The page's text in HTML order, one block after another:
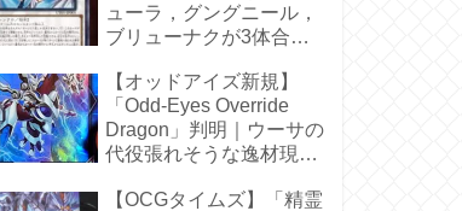
ューラ，グングニール，
ブリューナクが3体合
【オッドアイズ新規】
「Odd-Eyes Override
Dragon」判明｜ウーサの
代役張れそうな逸材現
【OCGタイムズ】「精霊